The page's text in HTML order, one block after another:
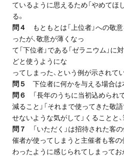
ているように思えるため「やめてほ
る。
問４
もともとは「上位者」への敬
ったが、敬意が薄くなっ
て「下位者」である「ゼラニウム」に
どと使うようにな
ってしまった、という例が示されてい
問５
下位者に何かを与える場合は
問６
「長年のうちに当初込められ
減ること」「それまで使ってきた敬
せないような気がして」くることと
問７
「いただく」は招待された客
催者が使ってしまうと主催者も客の
わったように感じられてしまってお